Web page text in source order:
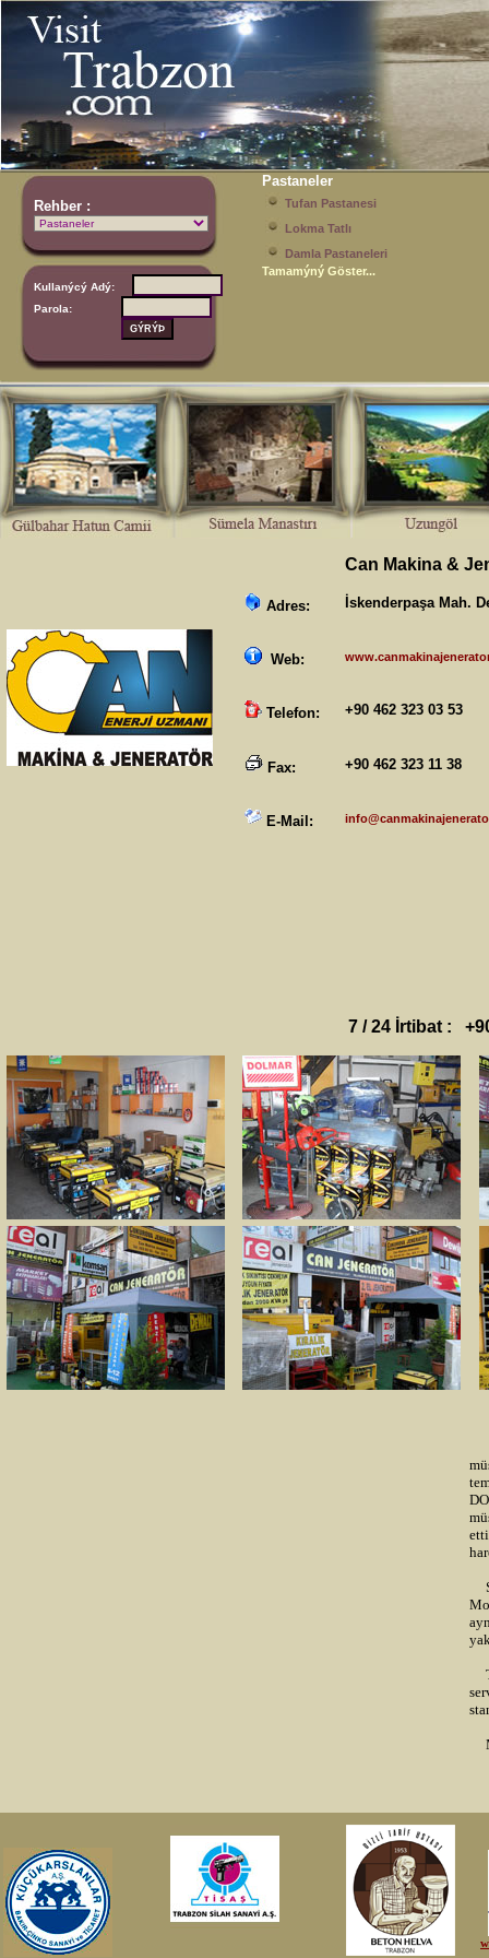
Rehber :
Pastaneler
Tufan Pastanesi
Lokma Tatlı
Damla Pastaneleri
Tamamýný Göster...
Kullanýcý Adý:
Parola:
Can Makina &
Adres: İskenderpaşa Mah.
Web:
Telefon: +90 462 323 03 53
Fax: +90 462 323 11 38
E-Mail:
7 / 24 İrtibat :